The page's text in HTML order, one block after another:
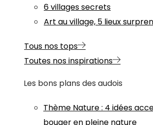
6 villages secrets
Art au village, 5 lieux
Tous nos tops
Toutes nos inspirations
Les bons plans des audois
Thème Nature: 4 idées
bouger en pleine nature